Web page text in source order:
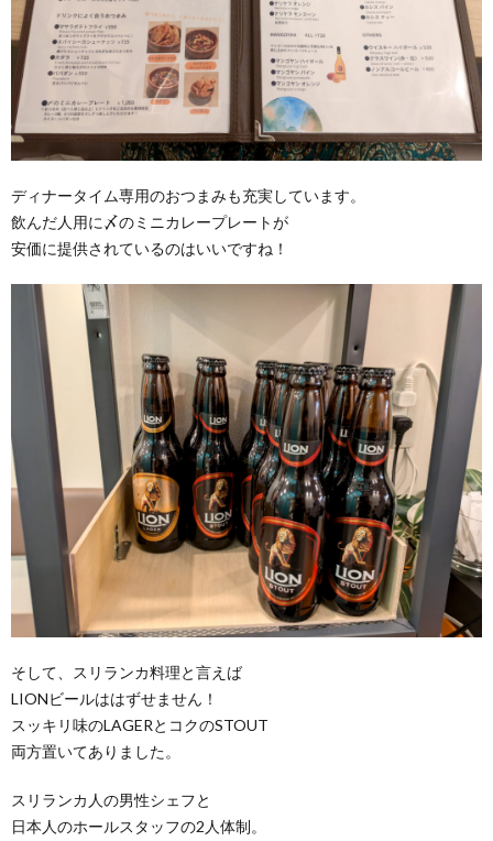
ディナータイム専用のおつまみも充実しています。
飲んだ人用に〆のミニカレープレートが
安価に提供されているのはいいですね！
そして、スリランカ料理と言えば
LIONビールははずせません！
スッキリ味のLAGERとコクのSTOUT
両方置いてありました。
スリランカ人の男性シェフと
日本人のホールスタッフの2人体制。